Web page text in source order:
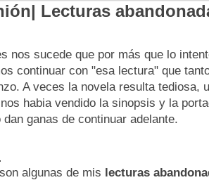
Lecturas
nos sucede que por más que lo
continuar con "esa lectura" que
A veces la novela resulta tediosa,
habia vendido la sinopsis y la
dan ganas de continuar adelante.
algunas de mis lecturas